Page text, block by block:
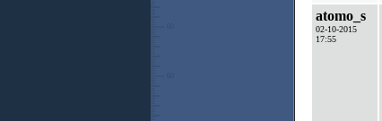
atomo_s
02-10-2015
17:55